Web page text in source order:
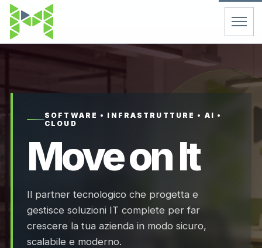
Servizi
Chi Siamo
Contatti
FAQ
Support
SOFTWARE • INFRASTRUTTURE • AI •
CLOUD
Move on It
Il partner tecnologico che progetta e
gestisce soluzioni IT complete per far
crescere la tua azienda in modo sicuro,
scalabile e moderno.